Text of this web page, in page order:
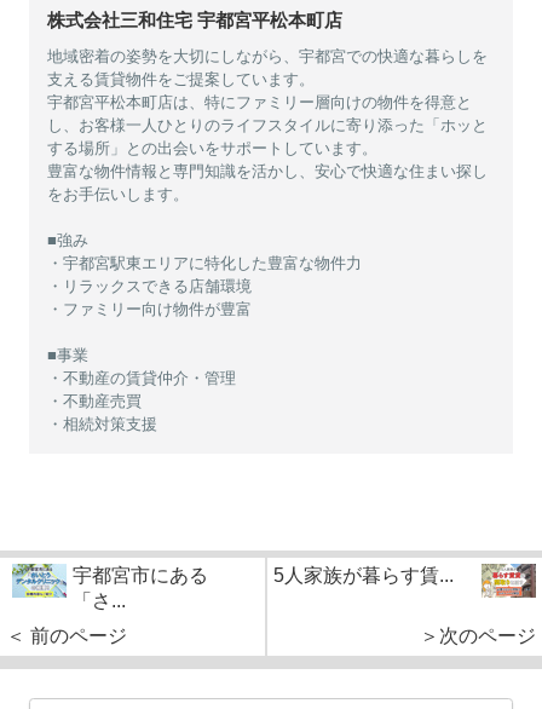
株式会社三和住宅 宇都宮平松本町店
地域密着の姿勢を大切にしながら、宇都宮での快適な暮らしを
支える賃貸物件をご提案しています。
宇都宮平松本町店は、特にファミリー層向けの物件を得意と
し、お客様一人ひとりのライフスタイルに寄り添った「ホッと
する場所」との出会いをサポートしています。
豊富な物件情報と専門知識を活かし、安心で快適な住まい探し
をお手伝いします。
■強み
・宇都宮駅東エリアに特化した豊富な物件力
・リラックスできる店舗環境
・ファミリー向け物件が豊富
■事業
・不動産の賃貸仲介・管理
・不動産売買
・相続対策支援
宇都宮市にある
「さ...
＜ 前のページ
5人家族が暮らす賃...
＞次のページ